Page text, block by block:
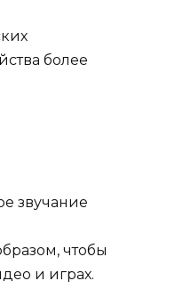
более
звучание
чтобы
и играх.